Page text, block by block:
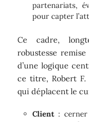
partenariats,
pour capter
Ce cadre,
robustesse
d’une logique
ce titre, Robert F.
qui déplacent le
Client: cerner